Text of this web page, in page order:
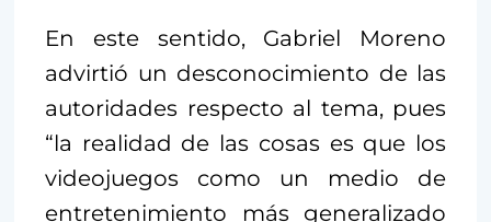
En este sentido, Gabriel Moreno
advirtió un desconocimiento de las
autoridades respecto al tema, pues
“la realidad de las cosas es que los
videojuegos como un medio de
entretenimiento más generalizado